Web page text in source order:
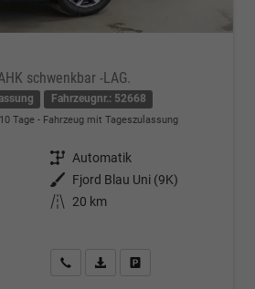
schwenkbar -LAG.
Fahrzeugnr.: 52668
10 Tage Fahrzeug mit Tageszulassung
Getriebe Automatik
Außenfarbe Fjord Blau Uni (9K)
Kilometerstand
20 km
Kontakt & Angebot anfordern
PDF-Datei, Fahrzeugexposé